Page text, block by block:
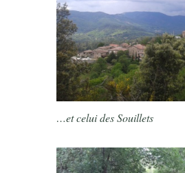
…et celui des Souillets